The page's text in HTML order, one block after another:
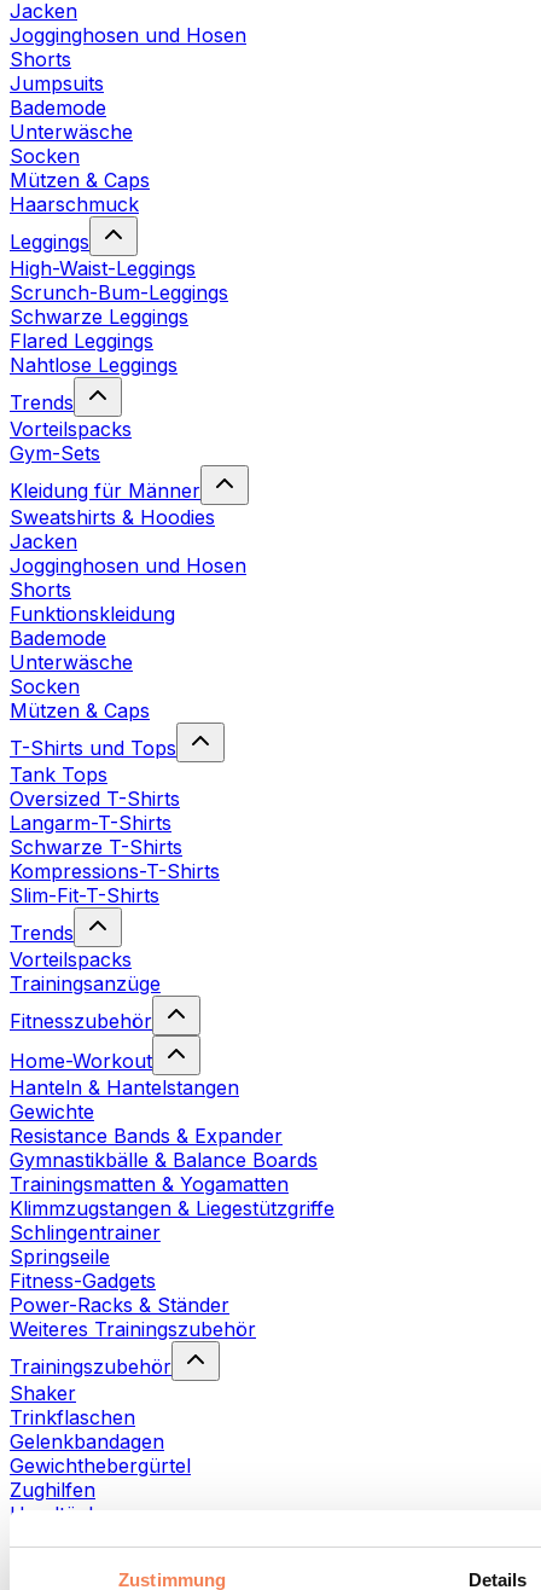
Zustimmung Details
Jacken
Jogginghosen und Hosen
Shorts
Jumpsuits
Bademode
Unterwäsche
Socken
Mützen & Caps
Haarschmuck
Leggings
High-Waist-Leggings
Scrunch-Bum-Leggings
Schwarze Leggings
Flared Leggings
Nahtlose Leggings
Trends
Vorteilspacks
Gym-Sets
Kleidung für Männer
Sweatshirts & Hoodies
Jacken
Jogginghosen und Hosen
Shorts
Funktionskleidung
Bademode
Unterwäsche
Socken
Mützen & Caps
T-Shirts und Tops
Tank Tops
Oversized T-Shirts
Langarm-T-Shirts
Schwarze T-Shirts
Kompressions-T-Shirts
Slim-Fit-T-Shirts
Trends
Vorteilspacks
Trainingsanzüge
Fitnesszubehör
Home-Workout
Hanteln & Hantelstangen
Gewichte
Resistance Bands & Expander
Gymnastikbälle & Balance Boards
Trainingsmatten & Yogamatten
Klimmzugstangen & Liegestützgriffe
Schlingentrainer
Springseile
Fitness-Gadgets
Power-Racks & Ständer
Weiteres Trainingszubehör
Trainingszubehör
Shaker
Trinkflaschen
Gelenkbandagen
Gewichthebergürtel
Zughilfen
Handtücher